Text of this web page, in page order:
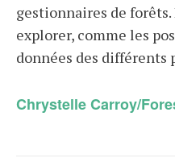
gestionnaires de
explorer, comme les
données des différents
Chrystelle Carroy/